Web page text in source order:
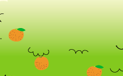
トなどの
ン】